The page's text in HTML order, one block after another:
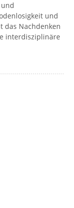
und
das Nachdenken
interdisziplinäre